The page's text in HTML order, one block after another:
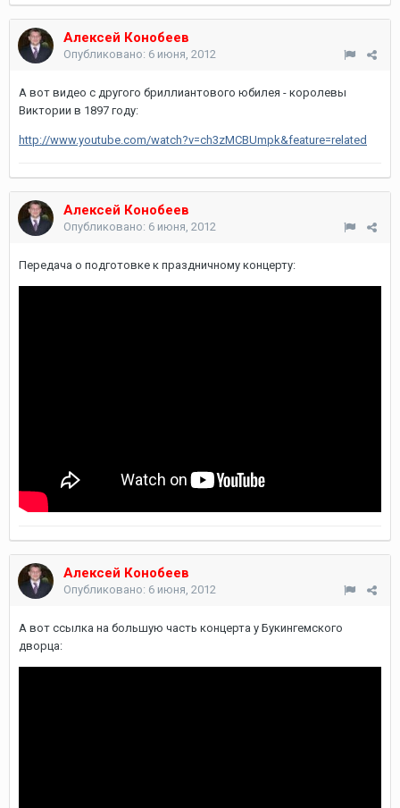
Алексей Конобеев
Опубликовано: 6 июня, 2012
А вот видео с другого бриллиантового юбилея - королевы
Виктории в 1897 году:
http://www.youtube.com/watch?v=ch3zMCBUmpk&feature=related
Алексей Конобеев
Опубликовано: 6 июня, 2012
Передача о подготовке к праздничному концерту:
Алексей Конобеев
Опубликовано: 6 июня, 2012
А вот ссылка на большую часть концерта у Букингемского
дворца: